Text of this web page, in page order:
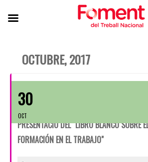
OCTUBRE, 2017
30
OCT
PRESENTACIÓ DEL "LIBRO BLANCO SOBRE
FORMACIÓN EN EL TRABAJO"